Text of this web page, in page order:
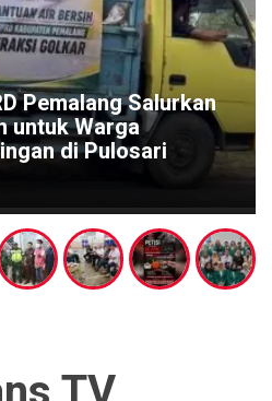
Pemalang Salurkan
untuk Warga
di Pulosari